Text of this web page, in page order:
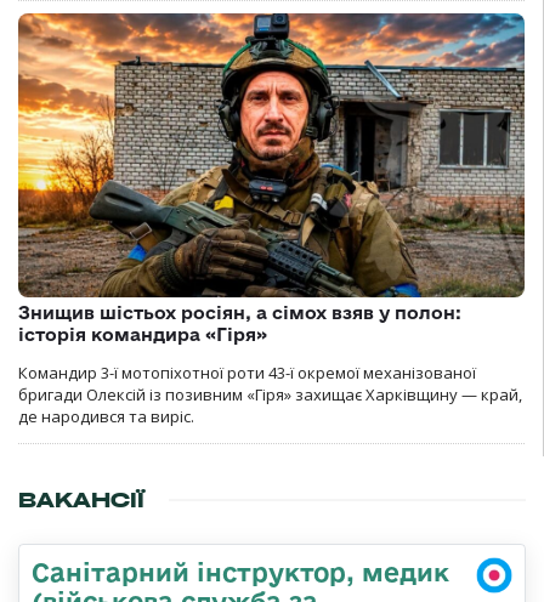
Знищив шістьох росіян, а сімох взяв у полон:
історія командира «Гіря»
Командир 3-ї мотопіхотної роти 43-ї окремої механізованої
бригади Олексій із позивним «Гіря» захищає Харківщину — край,
де народився та виріс.
ВАКАНСІЇ
Санітарний інструктор, медик